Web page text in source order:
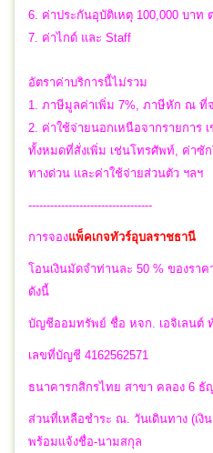
6. ค่าประกันอุบัติเหตุ 100,000 บาท
7. ค่าไกด์ และ Staff
อัตราค่าบริการนี้ไม่รวม
1. ภาษีมูลค่าเพิ่ม 7%, ภาษีหัก ณ ที่
2. ค่าใช้จ่ายนอกเหนือจากรายการ
ทั้งหมดที่สั่งเพิ่ม เช่นโทรศัพท์, ค่าซั
ทางด่วน และค่าใช้จ่ายส่วนตัว ฯลฯ
----------------------------------
การจองแพ็คเกจทัวร์อุบลราชธานี
โอนเงินมัดจำท่านละ 50 % ของรา
ดังนี้
บัญชีออมทรัพย์ ชื่อ หจก. เอจิเลนต์
เลขที่บัญชี 4162562571
ธนาคารกสิกรไทย สาขา คลอง 6 ธั
ส่วนที่เหลือชำระ ณ. วันเดินทาง (เ
พร้อมแจ้งชื่อ-นามสกุล